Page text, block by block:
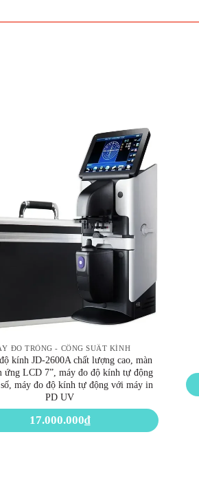
ĐO TRÒNG - CÔNG SUẤT KÍNH
kính JD-2600A chất lượng cao, màn
ứng LCD 7”, máy đo độ kính tự động
máy đo độ kính tự động với máy in
PD UV
17.000.000₫